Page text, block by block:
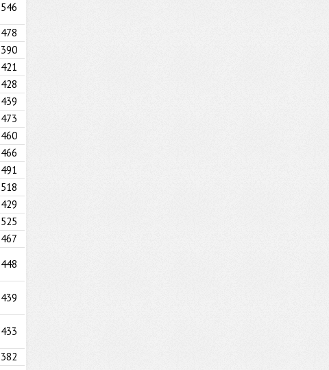
546
478
390
421
428
439
473
460
466
491
518
429
525
467
448
439
433
382